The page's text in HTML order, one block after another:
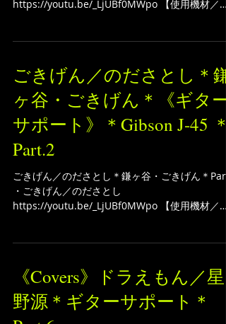
ごきげん／のださとし＊鎌ヶ谷・ごきげん＊
https://youtu.be/_LjUBf0MWpo 【使用機材／
タムオーディオジャパン ギターケーブル...
ごきげん／のださとし＊鎌
ヶ谷・ごきげん＊《ギター
サポート》＊Gibson J-45 ＊
Part.2
ごきげん／のださとし＊鎌ヶ谷・ごきげん＊
https://youtu.be/_LjUBf0MWpo 【使用機材／
タムオーディオジャパン ギターケーブル...
《Covers》ドラえもん／星